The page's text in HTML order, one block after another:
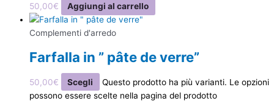
50,00€ Aggiungi al carrello
Complementi d'arredo
Farfalla in ” pâte de verre”
50,00€ Scegli
Questo prodotto ha più varianti. Le opzioni
possono essere scelte nella pagina del prodotto